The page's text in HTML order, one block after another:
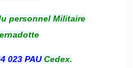
personnel Militaire
023 PAUCedex.